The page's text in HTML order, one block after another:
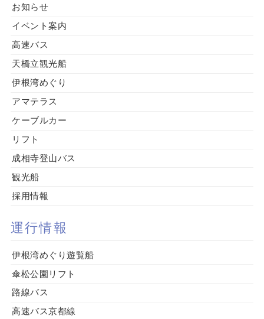
お知らせ
イベント案内
高速バス
天橋立観光船
伊根湾めぐり
アマテラス
ケーブルカー
リフト
成相寺登山バス
観光船
採用情報
運行情報
伊根湾めぐり遊覧船
傘松公園リフト
路線バス
高速バス京都線